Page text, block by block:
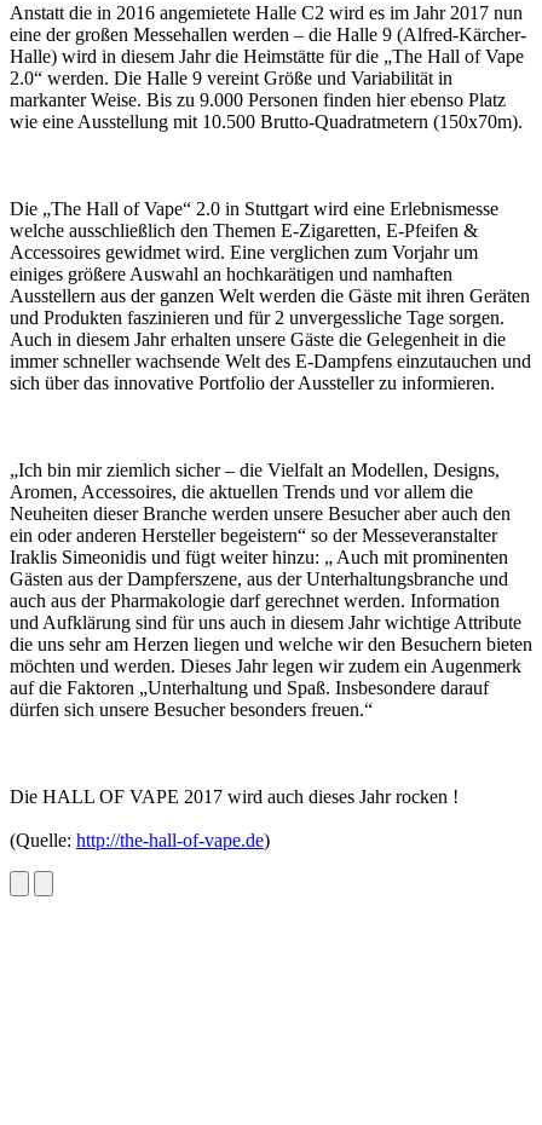
Anstatt die in 2016 angemietete Halle C2 wird es im Jahr 2017 nun
eine der großen Messehallen werden – die Halle 9 (Alfred-Kärcher-
Halle) wird in diesem Jahr die Heimstätte für die „The Hall of Vape
2.0“ werden. Die Halle 9 vereint Größe und Variabilität in
markanter Weise. Bis zu 9.000 Personen finden hier ebenso Platz
wie eine Ausstellung mit 10.500 Brutto-Quadratmetern (150x70m).
Die „The Hall of Vape“ 2.0 in Stuttgart wird eine Erlebnismesse
welche ausschließlich den Themen E-Zigaretten, E-Pfeifen &
Accessoires gewidmet wird. Eine verglichen zum Vorjahr um
einiges größere Auswahl an hochkarätigen und namhaften
Ausstellern aus der ganzen Welt werden die Gäste mit ihren Geräten
und Produkten faszinieren und für 2 unvergessliche Tage sorgen.
Auch in diesem Jahr erhalten unsere Gäste die Gelegenheit in die
immer schneller wachsende Welt des E-Dampfens einzutauchen und
sich über das innovative Portfolio der Aussteller zu informieren.
„Ich bin mir ziemlich sicher – die Vielfalt an Modellen, Designs,
Aromen, Accessoires, die aktuellen Trends und vor allem die
Neuheiten dieser Branche werden unsere Besucher aber auch den
ein oder anderen Hersteller begeistern“ so der Messeveranstalter
Iraklis Simeonidis und fügt weiter hinzu: „ Auch mit prominenten
Gästen aus der Dampferszene, aus der Unterhaltungsbranche und
auch aus der Pharmakologie darf gerechnet werden. Information
und Aufklärung sind für uns auch in diesem Jahr wichtige Attribute
die uns sehr am Herzen liegen und welche wir den Besuchern bieten
möchten und werden. Dieses Jahr legen wir zudem ein Augenmerk
auf die Faktoren „Unterhaltung und Spaß. Insbesondere darauf
dürfen sich unsere Besucher besonders freuen.“
Die HALL OF VAPE 2017 wird auch dieses Jahr rocken !
(Quelle: http://the-hall-of-vape.de)